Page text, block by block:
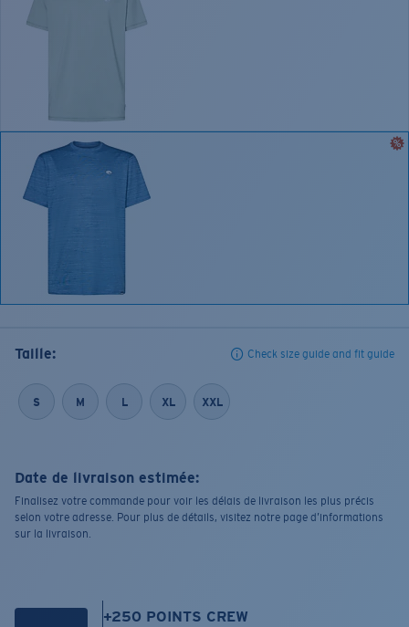
Taille: Check size guide and fit guide
S M L XL XXL
Date de livraison estimée:
Finalisez votre commande pour voir les délais de livraison les plus précis
selon votre adresse. Pour plus de détails, visitez notre page d’informations
sur la livraison.
+250 POINTS CREW